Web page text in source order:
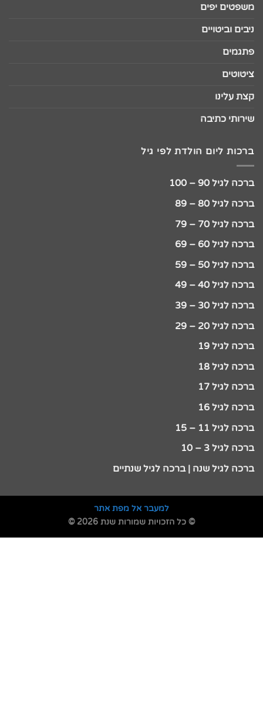
משפטים יפים
ניבים וביטויים
פתגמים
ציטוטים
קצת עלינו
שירותי כתיבה
ברכות ליום הולדת לפי גיל
ברכה לגיל 90 – 100
ברכה לגיל 80 – 89
ברכה לגיל 70 – 79
ברכה לגיל 60 – 69
ברכה לגיל 50 – 59
ברכה לגיל 40 – 49
ברכה לגיל 30 – 39
ברכה לגיל 20 – 29
ברכה לגיל 19
ברכה לגיל 18
ברכה לגיל 17
ברכה לגיל 16
ברכה לגיל 11 – 15
ברכה לגיל 3 – 10
ברכה לגיל שנה | ברכה לגיל שנתיים
למעבר אל מפת אתר
© כל הזכויות שמורות שנת 2026 ©